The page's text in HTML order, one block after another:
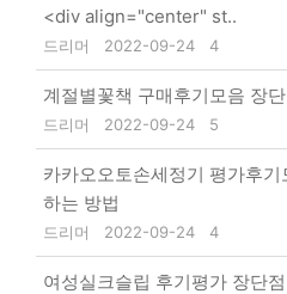
<div align="center" st..
드리머 2022-09-24 4
계절별꽃책 구매후기모음 장
드리머 2022-09-24 5
카카오오토손세정기 평가후
하는 방법
드리머 2022-09-24 4
여성실크슬립 후기평가 장단